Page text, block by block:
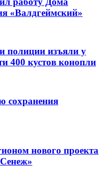
«Валдгеймский»
полиции изъяли у
400 кустов конопли
сохранения
нового проекта